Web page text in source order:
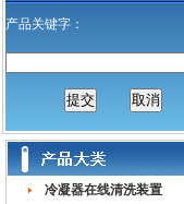
产品关键字：
冷凝器在线清洗装置